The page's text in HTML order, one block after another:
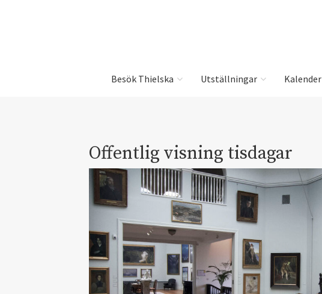
Besök Thielska Utställningar Kalender
Offentlig visning tisdagar